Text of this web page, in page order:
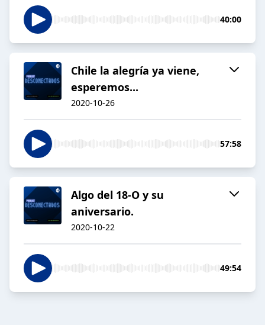
40:00
Chile la alegría ya viene,
esperemos...
2020-10-26
57:58
Algo del 18-O y su
aniversario.
2020-10-22
49:54